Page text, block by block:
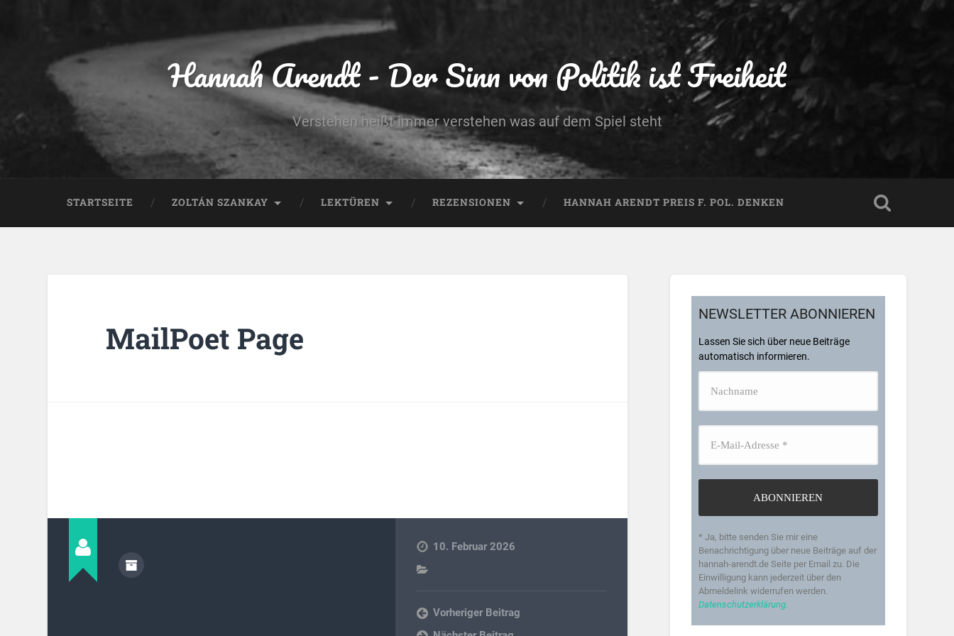
Hannah Arendt - Der Sinn von Politik ist Freiheit
Verstehen heißt immer verstehen was auf dem Spiel steht
STARTSEITE ZOLTÁN SZANKAY LEKTÜREN REZENSIONEN HANNAH ARENDT PREIS F. POL. DENKEN
MailPoet Page
10. Februar 2026
Vorheriger Beitrag
NEWSLETTER ABONNIEREN
Lassen Sie sich über neue Beiträge
automatisch informieren.
* Ja, bitte senden Sie mir eine
Benachrichtigung über neue Beiträge auf der
hannah-arendt.de Seite per Email zu. Die
Einwilligung kann jederzeit über den
Abmeldelink widerrufen werden.
Datenschutzerklärung.